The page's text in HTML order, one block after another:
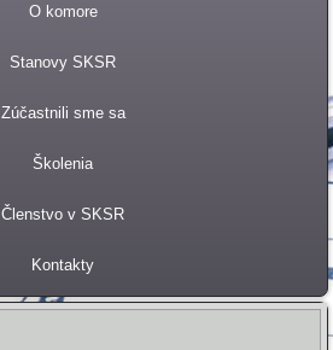
O komore
Stanovy SKSR
Zúčastnili sme sa
Školenia
Členstvo v SKSR
Kontakty